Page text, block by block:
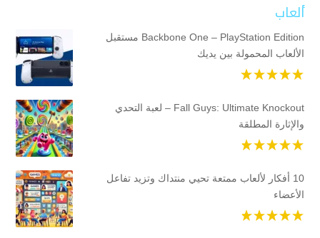
ألعاب
Backbone One – PlayStation Edition مستقبل
الألعاب المحمولة بين يديك
Fall Guys: Ultimate Knockout – لعبة التحدي
والإثارة المطلقة
10 أفكار لألعاب ممتعة تحيي منتداك وتزيد تفاعل
الأعضاء